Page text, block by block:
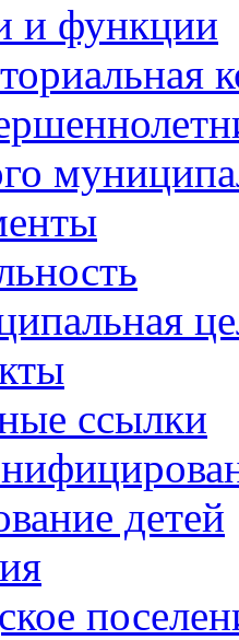
и функции
ссылки
детей